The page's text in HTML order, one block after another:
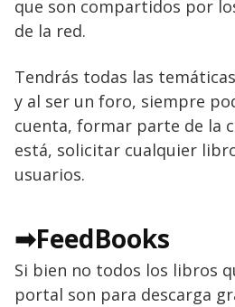
que son compartidos por
de la red.
Tendrás todas las
y al ser un foro, siempre
cuenta, formar parte de la
está, solicitar cualquier
usuarios.
➡FeedBooks
Si bien no todos los libros
portal son para descarga